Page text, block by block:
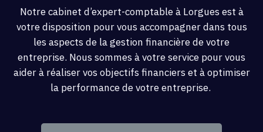
Notre cabinet d’expert-comptable à Lorgues est à
votre disposition pour vous accompagner dans tous
les aspects de la gestion financière de votre
entreprise. Nous sommes à votre service pour vous
aider à réaliser vos objectifs financiers et à optimiser
la performance de votre entreprise.